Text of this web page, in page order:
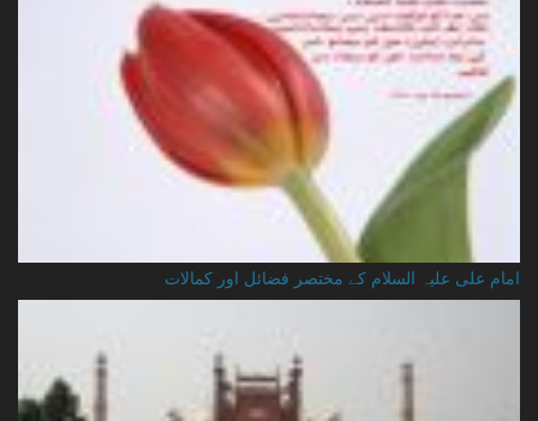
امام علی علیہ السلام کے مختصر فضائل اور کمالات